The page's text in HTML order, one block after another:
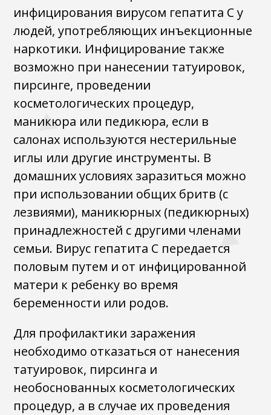
инфицирования вирусом гепатита С у
людей, употребляющих инъекционные
наркотики. Инфицирование также
возможно при нанесении татуировок,
пирсинге, проведении
косметологических процедур,
маникюра или педикюра, если в
салонах используются нестерильные
иглы или другие инструменты. В
домашних условиях заразиться можно
при использовании общих бритв (с
лезвиями), маникюрных (педикюрных)
принадлежностей с другими членами
семьи. Вирус гепатита С передается
половым путем и от инфицированной
матери к ребенку во время
беременности или родов.
Для профилактики заражения
необходимо отказаться от нанесения
татуировок, пирсинга и
необоснованных косметологических
процедур, а в случае их проведения